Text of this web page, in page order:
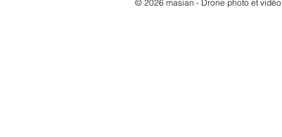
© 2026 masian - Drone photo et vidéo